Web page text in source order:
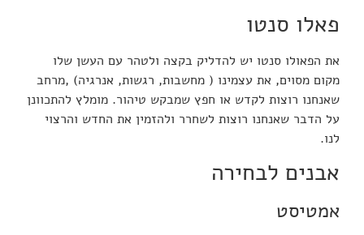
פאלו סנטו
את הפאולו סנטו יש להדליק בקצה ולטהר עם העשן שלו
מקום מסוים, את עצמינו ( מחשבות, רגשות, אנרגיה) ,מרחב
שאנחנו רוצות לקדש או חפץ שמבקש טיהור. מומלץ להתכוונן
על הדבר שאנחנו רוצות לשחרר ולהזמין את החדש והרצוי
לנו.
אבנים לבחירה
אמטיסט